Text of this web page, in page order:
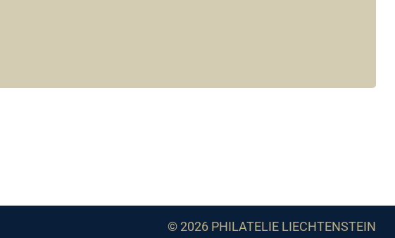
© 2026 PHILATELIE LIECHTENSTEIN